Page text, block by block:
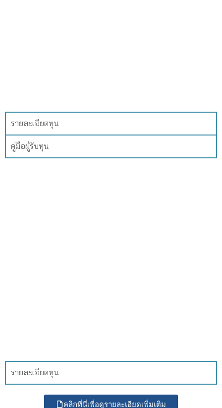
รายละเอียดทุน
คู่มือผู้รับทุน
รายละเอียดทุน
คลิกที่นี่เพื่อดูรายละเอียดเพิ่มเติม